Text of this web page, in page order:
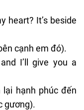
heart? It’s beside
cạnh em đó).
I’ll give you a
hạnh phúc đến
gương).